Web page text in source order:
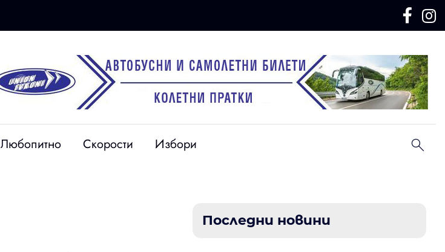
Любопитно Скорости Избори
Последни новини